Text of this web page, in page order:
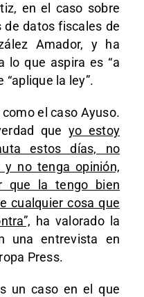
en el caso sobre
de datos fiscales de
Amador, y ha
lo que aspira es “a
“aplique la ley”.
el caso Ayuso.
que yo estoy
estos días, no
y no tenga opinión,
que la tengo bien
cualquier cosa que
ha valorado la
una entrevista en
Press.
un caso en el que